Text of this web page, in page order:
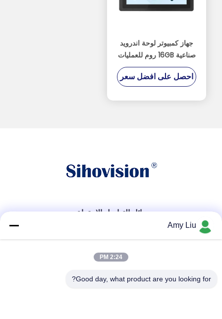
جهاز كمبيوتر لوحة اندرويد
صناعية 16GB روم للعمليات
في البيئات الصناعية
احصل على افضل سعر
وسائل التواصل الاجتماعي
اتصال سريع
هاتف
Amy Liu
2:24 PM
Good day, what product are you looking for?